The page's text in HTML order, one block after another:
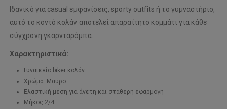
Ιδανικό για casual εμφανίσεις, sporty outfits ή το γυμναστήριο,
αυτό το κοντό κολάν αποτελεί απαραίτητο κομμάτι για κάθε
σύγχρονη γκαρνταρόμπα.
Χαρακτηριστικά:
Γυναικείο biker κολάν
Χρώμα: Μαύρο
Ελαστική μέση για άνετη και σταθερή εφαρμογή
Μήκος 2/4